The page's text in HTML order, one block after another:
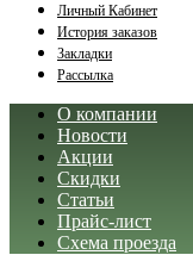
Личный Кабинет
История заказов
Закладки
Рассылка
О компании
Новости
Акции
Скидки
Статьи
Прайс-лист
Схема проезда